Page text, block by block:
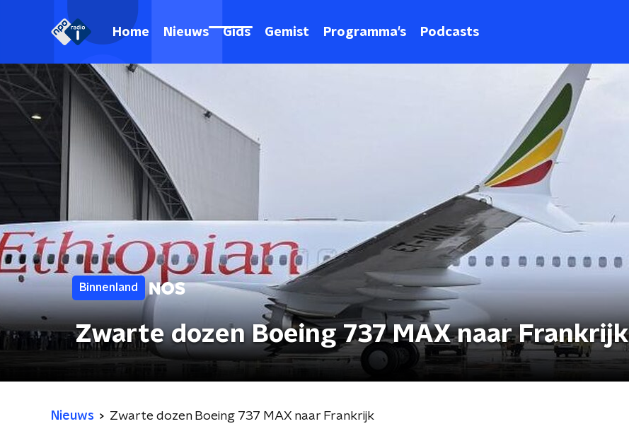
Home Nieuws Gids Gemist Programma's Podcasts
Binnenland
Zwarte dozen Boeing 737 MAX naar Frankrijk
Nieuws Zwarte dozen Boeing 737 MAX naar Frankrijk